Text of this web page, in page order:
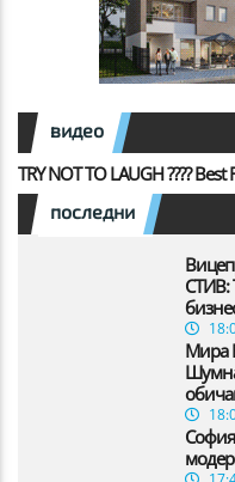
видео
TRY NOT TO LAUGH ????
последни
СТИВ:
Мира